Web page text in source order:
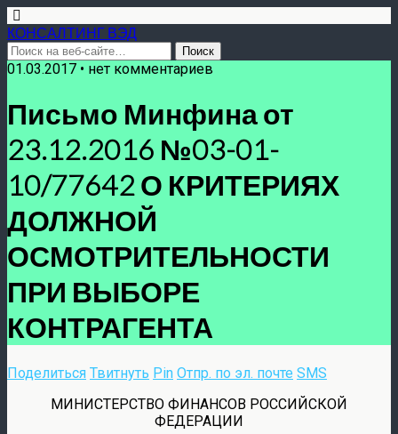
КОНСАЛТИНГ ВЭД
01.03.2017 • нет комментариев
Письмо Минфина от
23.12.2016 №03-01-
10/77642 О КРИТЕРИЯХ
ДОЛЖНОЙ
ОСМОТРИТЕЛЬНОСТИ
ПРИ ВЫБОРЕ
КОНТРАГЕНТА
Поделиться Твитнуть Pin Отпр. по эл. почте SMS
МИНИСТЕРСТВО ФИНАНСОВ РОССИЙСКОЙ
ФЕДЕРАЦИИ